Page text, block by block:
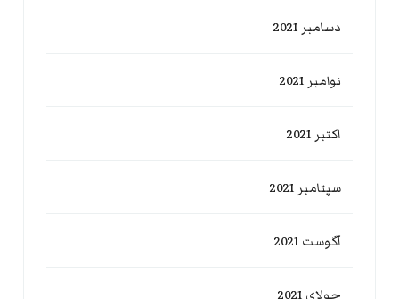
دسامبر 2021
نوامبر 2021
اکتبر 2021
سپتامبر 2021
آگوست 2021